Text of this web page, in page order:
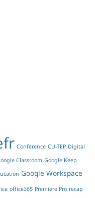
Conference CU-TEP Digital
Classroom Google Keep
Google Workspace
office365 Premiere Pro recap